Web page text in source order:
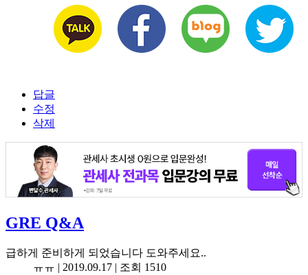
답글
수정
삭제
GRE Q&A
급하게 준비하게 되었습니다 도와주세요..
ㅠㅠ | 2019.09.17 | 조회 1510